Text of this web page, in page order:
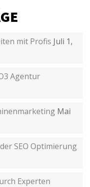
mit Profis Juli 1,
Agentur
Mai
SEO Optimierung
Experten